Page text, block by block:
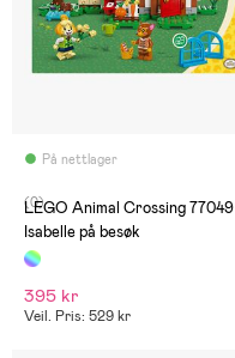
På nettlager
(0)
LEGO Animal Crossing 77049
Isabelle på besøk
395 kr
Veil. Pris: 529 kr